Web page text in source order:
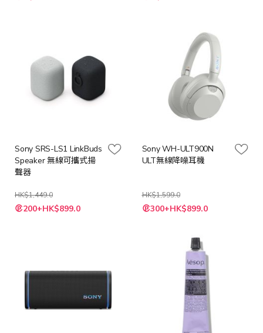
Sony SRS-LS1 LinkBuds
Speaker 無線可攜式揚
聲器
HK$1,449.0
200+HK$899.0
Sony WH-ULT900N
ULT無線降噪耳機
HK$1,599.0
300+HK$899.0